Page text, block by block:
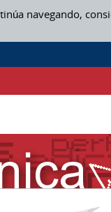
navegando,